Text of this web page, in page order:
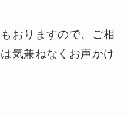
おりますので、ご相
気兼ねなくお声かけ